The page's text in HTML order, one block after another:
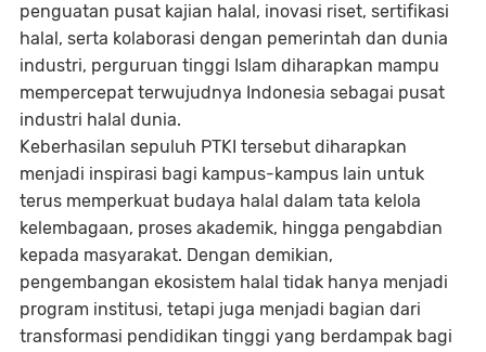
penguatan pusat kajian halal, inovasi riset, sertifikasi
halal, serta kolaborasi dengan pemerintah dan dunia
industri, perguruan tinggi Islam diharapkan mampu
mempercepat terwujudnya Indonesia sebagai pusat
industri halal dunia.
Keberhasilan sepuluh PTKI tersebut diharapkan
menjadi inspirasi bagi kampus-kampus lain untuk
terus memperkuat budaya halal dalam tata kelola
kelembagaan, proses akademik, hingga pengabdian
kepada masyarakat. Dengan demikian,
pengembangan ekosistem halal tidak hanya menjadi
program institusi, tetapi juga menjadi bagian dari
transformasi pendidikan tinggi yang berdampak bagi